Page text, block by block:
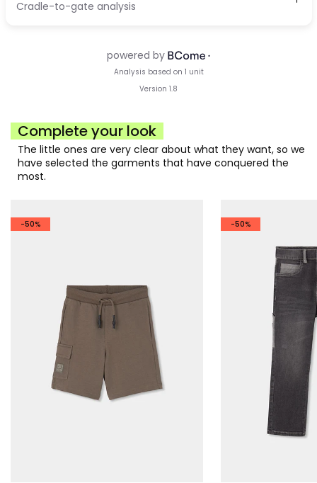
Complete your look
The little ones are very clear about what they want, so we
have selected the garments that have conquered the
most.
-50% -50%